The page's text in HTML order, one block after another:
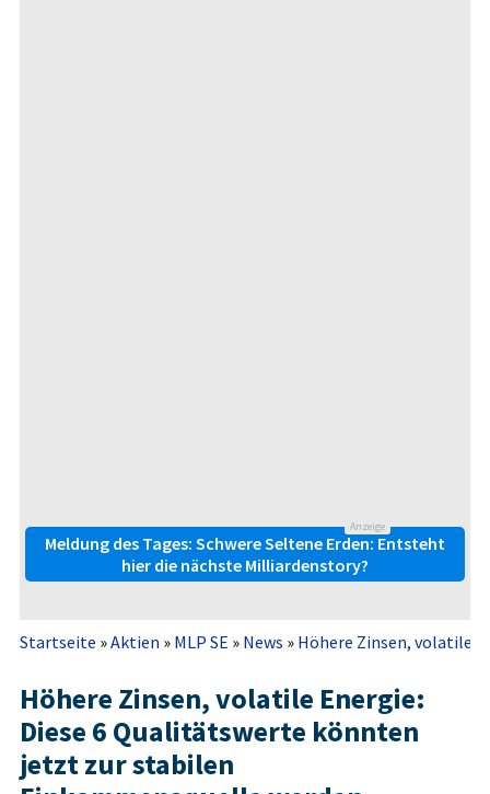
Anzeige
Meldung des Tages: Schwere Seltene Erden: Entsteht
hier die nächste Milliardenstory?
Startseite »Aktien » MLP SE » News » Höhere Zinsen, volatile
Höhere Zinsen, volatile Energie:
Diese 6 Qualitätswerte könnten
jetzt zur stabilen